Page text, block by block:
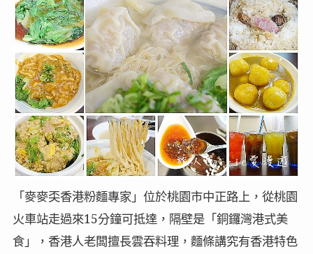
「麥麥奀香港粉麵專家」位於桃園市中正路上，從桃園
火車站走過來15分鐘可抵達，隔壁是「銅鑼灣港式美
食」，香港人老闆擅長雲吞料理，麵條講究有香港特色